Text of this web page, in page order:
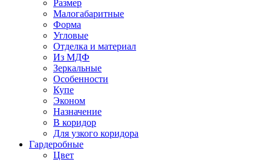
Размер
Малогабаритные
Форма
Угловые
Отделка и материал
Из МДФ
Зеркальные
Особенности
Купе
Эконом
Назначение
В коридор
Для узкого коридора
Гардеробные
Цвет